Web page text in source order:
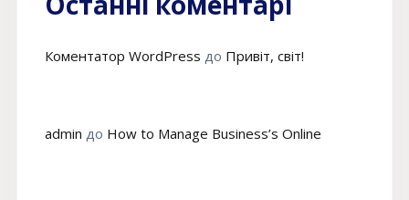
Коментатор WordPress до Привіт, світ!
admin до How to Manage Business’s Online